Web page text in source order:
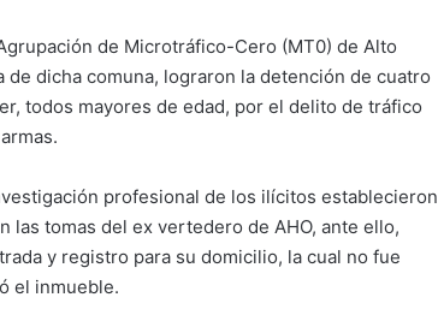
de Microtráfico-Cero (MT0) de Alto
de dicha comuna, lograron la detención de cuatro
todos mayores de edad, por el delito de tráfico
profesional de los ilícitos establecieron
tomas del ex vertedero de AHO, ante ello,
y registro para su domicilio, la cual no fue
el inmueble.